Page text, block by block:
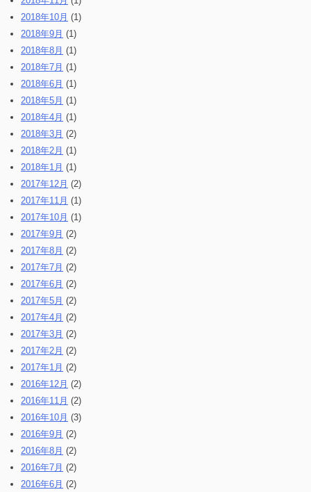
2018年10月 (1)
2018年9月 (1)
2018年8月 (1)
2018年7月 (1)
2018年6月 (1)
2018年5月 (1)
2018年4月 (1)
2018年3月 (2)
2018年2月 (1)
2018年1月 (1)
2017年12月 (2)
2017年11月 (1)
2017年10月 (1)
2017年9月 (2)
2017年8月 (2)
2017年7月 (2)
2017年6月 (2)
2017年5月 (2)
2017年4月 (2)
2017年3月 (2)
2017年2月 (2)
2017年1月 (2)
2016年12月 (2)
2016年11月 (2)
2016年10月 (3)
2016年9月 (2)
2016年8月 (2)
2016年7月 (2)
2016年6月 (2)